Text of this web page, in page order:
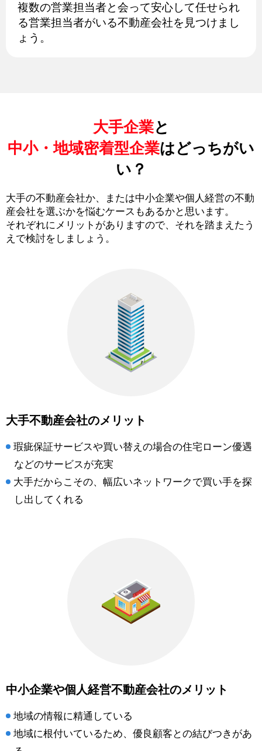
複数の営業担当者と会って安心して任せられ
る営業担当者がいる不動産会社を見つけまし
ょう。
大手企業と
中小・地域密着型企業はどっちがい
い？
大手の不動産会社か、または中小企業や個人経営の不動
産会社を選ぶかを悩むケースもあるかと思います。
それぞれにメリットがありますので、それを踏まえたう
えで検討をしましょう。
大手不動産会社のメリット
瑕疵保証サービスや買い替えの場合の住宅ローン優遇
などのサービスが充実
大手だからこその、幅広いネットワークで買い手を探
し出してくれる
中小企業や個人経営不動産会社のメリット
地域の情報に精通している
地域に根付いているため、優良顧客との結びつきがあ